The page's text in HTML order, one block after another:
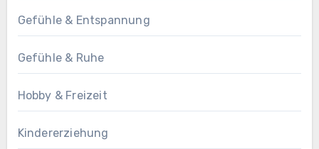
Gefühle & Entspannung
Gefühle & Ruhe
Hobby & Freizeit
Kindererziehung